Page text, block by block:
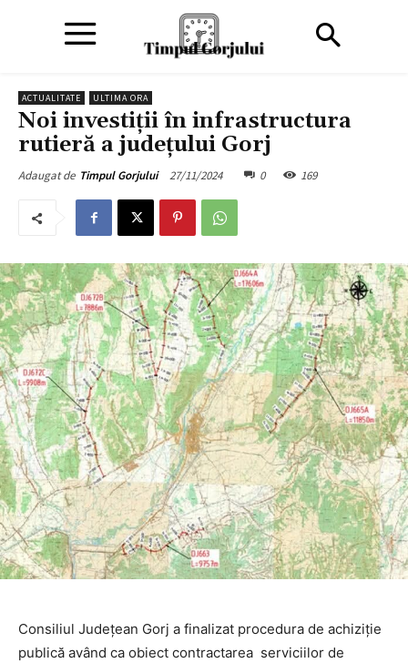
ACTUALITATE ULTIMA ORA
Noi investiții în infrastructura
rutieră a județului Gorj
Adaugat de Timpul Gorjului 27/11/2024 0 169
Consiliul Județean Gorj a finalizat procedura de achiziție
publică având ca obiect contractarea serviciilor de